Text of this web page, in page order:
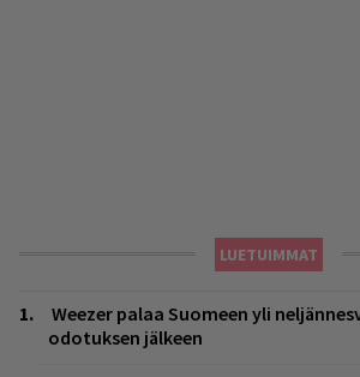
LUETUIMMAT
Weezer palaa Suomeen yli
odotuksen jälkeen